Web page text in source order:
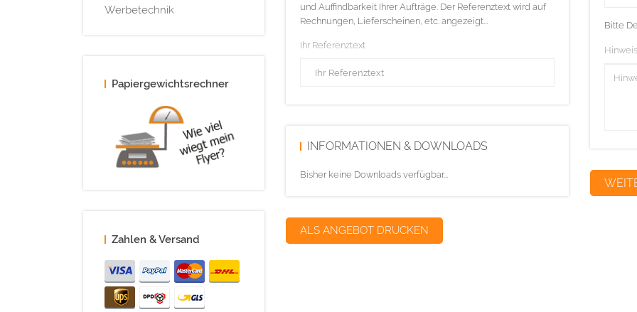
Werbetechnik
Papiergewichtsrechner
Zahlen & Versand
und Auffindbarkeit Ihrer Aufträge. Der Referenztext wird auf
Rechnungen, Lieferscheinen, etc. angezeigt...
Ihr Referenztext
INFORMATIONEN & DOWNLOADS
Bisher keine Downloads verfügbar...
ALS ANGEBOT DRUCKEN
Bitte